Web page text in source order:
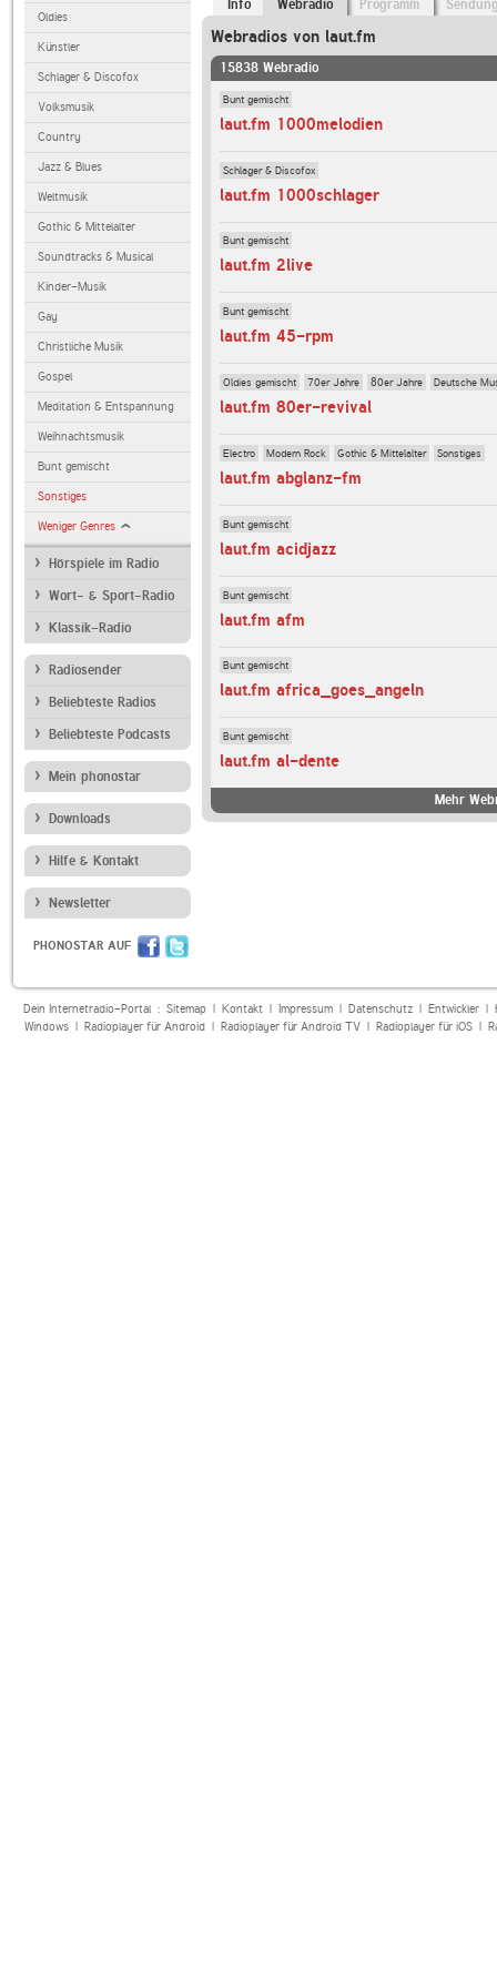
Oldies
Künstler
Schlager & Discofox
Volksmusik
Country
Jazz & Blues
Weltmusik
Gothic & Mittelalter
Soundtracks & Musical
Kinder-Musik
Gay
Christliche Musik
Gospel
Meditation & Entspannung
Weihnachtsmusik
Bunt gemischt
Sonstiges
Weniger Genres
Hörspiele im Radio
Wort- & Sport-Radio
Klassik-Radio
Radiosender
Beliebteste Radios
Beliebteste Podcasts
Mein phonostar
Downloads
Hilfe & Kontakt
Newsletter
PHONOSTAR AUF
Info Webradio Programm
Webradios von laut.fm
15838 Webradio
Bunt gemischt
laut.fm 1000melodien
Schlager & Discofox
laut.fm 1000schlager
Bunt gemischt
laut.fm 2live
Bunt gemischt
laut.fm 45-rpm
Oldies gemischt 70er Jahre 80er Jahre Deutsche
laut.fm 80er-revival
Electro Modern Rock Gothic & Mittelalter Sonstiges
laut.fm abglanz-fm
Bunt gemischt
laut.fm acidjazz
Bunt gemischt
laut.fm afm
Bunt gemischt
laut.fm africa_goes_angeln
Bunt gemischt
laut.fm al-dente
Mehr
Dein Internetradio-Portal : Sitemap| Kontakt| Impressum| Datenschutz| Entwickler|
Windows| Radioplayer für Android| Radioplayer für Android TV| Radioplayer für iOS|